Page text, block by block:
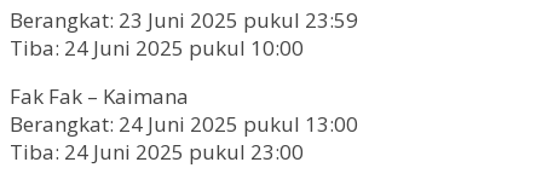
Berangkat: 23 Juni 2025 pukul 23:59
Tiba: 24 Juni 2025 pukul 10:00
Fak Fak – Kaimana
Berangkat: 24 Juni 2025 pukul 13:00
Tiba: 24 Juni 2025 pukul 23:00